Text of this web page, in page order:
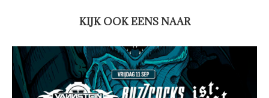
KIJK OOK EENS NAAR